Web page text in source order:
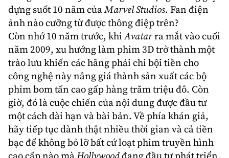
tráng mà còn đầy xúc động cho chặng đường gây
dựng suốt 10 năm củaMarvel Studios. Fan điện
ảnh nào cưỡng từ được thông điệp trên?
Còn nhớ 10 năm trước, khiAvatarra mắt vào cuối
năm 2009, xu hướng làm phim 3D trở thành một
trào lưu khiến các hãng phải chi bội tiền cho
công nghệ này nâng giá thành sản xuất các bộ
phim bom tấn cao gấp hàng trăm triệu đô. Còn
giờ, đó là cuộc chiến của nội dung được đầu tư
một cách dài hạn và bài bản. Về phía khán giả,
hãy tiếp tục dành thật nhiều thời gian và cả tiền
bạc để không bỏ lỡ bất cứ loạt phim truyền hình